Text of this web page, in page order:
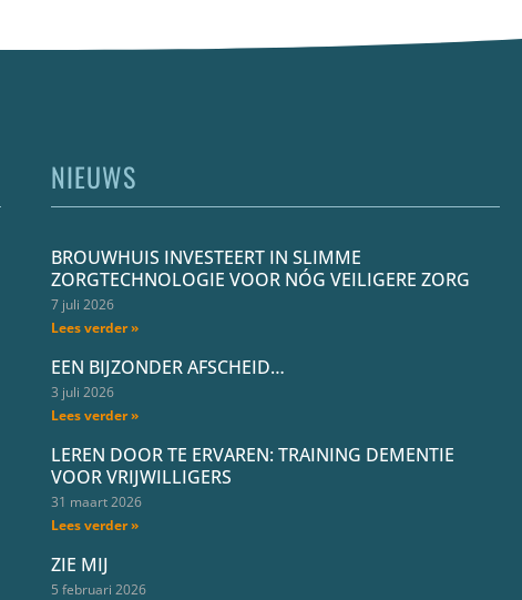
NIEUWS
BROUWHUIS INVESTEERT IN SLIMME
ZORGTECHNOLOGIE VOOR NÓG VEILIGERE ZORG
7 juli 2026
Lees verder »
EEN BIJZONDER AFSCHEID…
3 juli 2026
Lees verder »
LEREN DOOR TE ERVAREN: TRAINING DEMENTIE
VOOR VRIJWILLIGERS
31 maart 2026
Lees verder »
ZIE MIJ
5 februari 2026